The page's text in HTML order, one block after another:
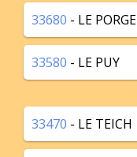
33680 - LE PORGE
33580 - LE PUY
33470 - LE TEICH